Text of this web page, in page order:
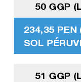
50 GGP
234,35 PEN
SOL
51 GGP